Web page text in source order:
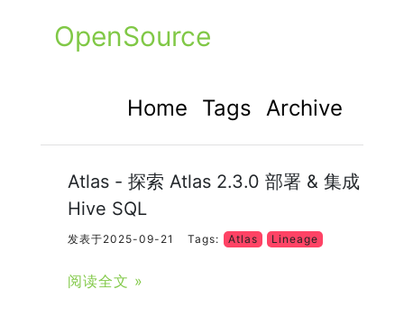
OpenSource
Home Tags Archive
Atlas - 探索 Atlas 2.3.0 部署 & 集成
Hive SQL
发表于2025-09-21 Tags: Atlas Lineage
阅读全文 »